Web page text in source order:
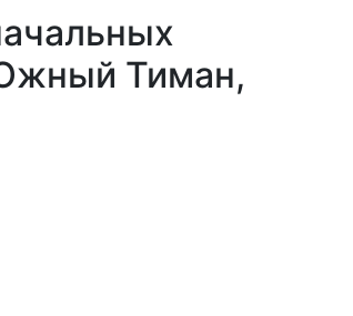
Тиман,